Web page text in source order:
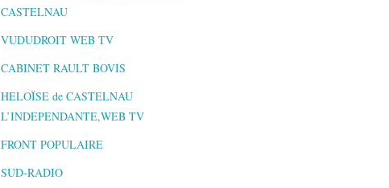
CASTELNAU
VUDUDROIT WEB TV
CABINET RAULT BOVIS
HELOÏSE de CASTELNAU
L’INDEPENDANTE,WEB TV
FRONT POPULAIRE
SUD-RADIO